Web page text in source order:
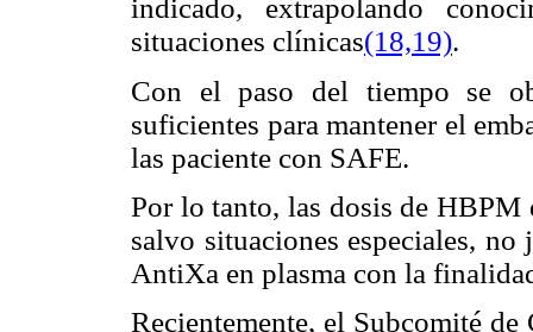
indicado, extrapolando
situaciones clínicas(18,19).
Con el paso del tiempo se
suficientes para mantener el
las paciente con SAFE.
Por lo tanto, las dosis de HBPM
salvo situaciones especiales,
AntiXa en plasma con la
Recientemente, el Subcomité